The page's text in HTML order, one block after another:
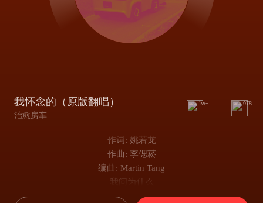
我怀念的（原版翻唱）
治愈房车
1w+ 978
作词: 姚若龙
作曲: 李偲菘
编曲: Martin Tang
我问为什么
那女孩 传简讯给我